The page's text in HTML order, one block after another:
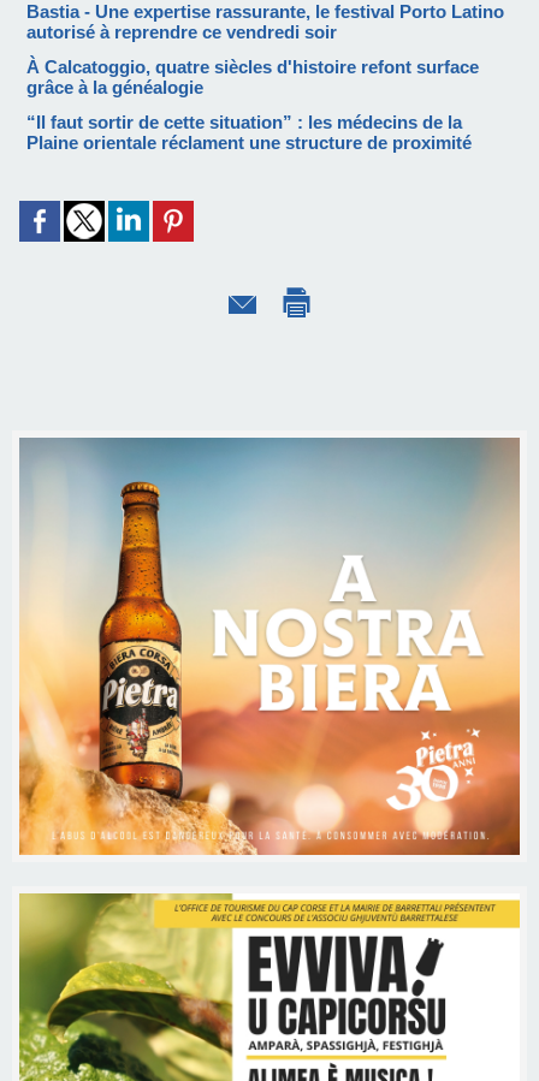
Bastia - Une expertise rassurante, le festival Porto Latino
autorisé à reprendre ce vendredi soir
À Calcatoggio, quatre siècles d'histoire refont surface
grâce à la généalogie
“Il faut sortir de cette situation” : les médecins de la
Plaine orientale réclament une structure de proximité